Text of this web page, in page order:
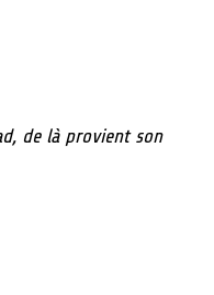
de là provient son